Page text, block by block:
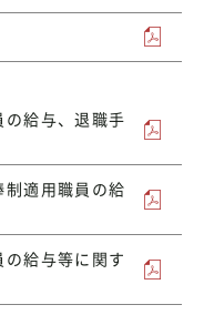
給与、退職手
適用職員の給
給与等に関す